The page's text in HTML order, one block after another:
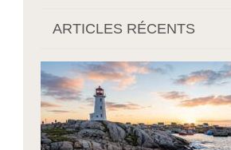
ARTICLES RÉCENTS